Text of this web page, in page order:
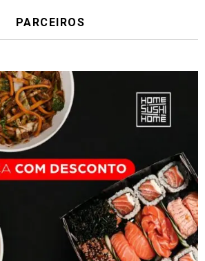
PARCEIROS